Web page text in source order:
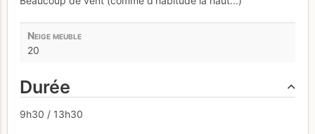
20
Durée
9h30 / 13h30